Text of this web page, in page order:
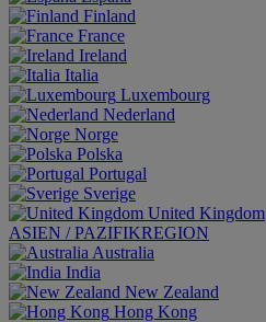
Finland
France
Ireland
Italia
Luxembourg
Nederland
Norge
Polska
Portugal
Sverige
United Kingdom
ASIEN / PAZIFIKREGION
Australia
India
New Zealand
Hong Kong